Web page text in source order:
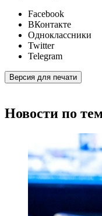
Facebook
ВКонтакте
Одноклассники
Twitter
Telegram
Версия для печати
Новости по